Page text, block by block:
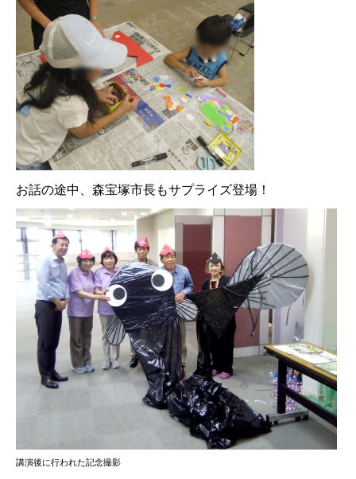
お話の途中、森宝塚市長もサプライズ登場！
講演後に行われた記念撮影